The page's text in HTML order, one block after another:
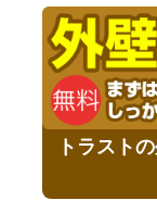
トラスト